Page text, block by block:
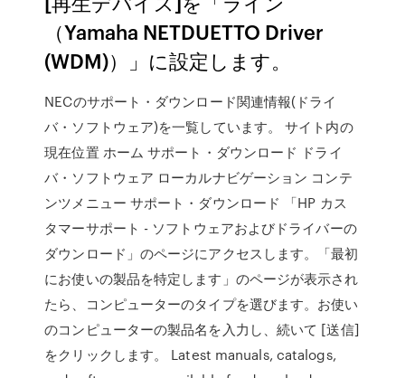
（Yamaha NETDUETTO Driver
(WDM)）」に設定します。
NECのサポート・ダウンロード関連情報(ドライ
バ・ソフトウェア)を一覧しています。 サイト内の
現在位置 ホーム サポート・ダウンロード ドライ
バ・ソフトウェア ローカルナビゲーション コンテ
ンツメニュー サポート・ダウンロード 「HP カス
タマーサポート - ソフトウェアおよびドライバーの
ダウンロード」のページにアクセスします。「最初
にお使いの製品を特定します」のページが表示され
たら、コンピューターのタイプを選びます。お使い
のコンピューターの製品名を入力し、続いて [送信]
をクリックします。 Latest manuals, catalogs,